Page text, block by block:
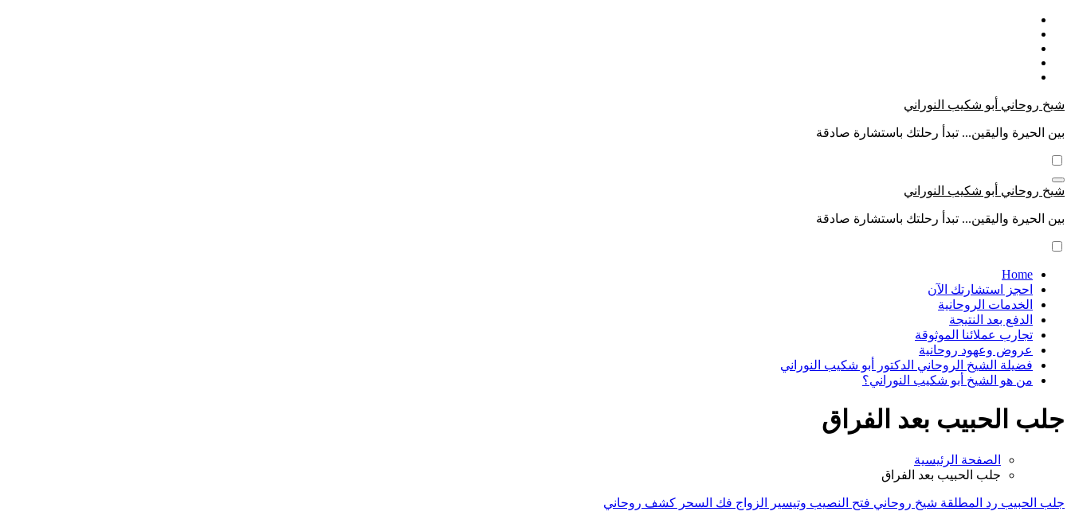
التجاوز
المحتوى
شيخ روحاني أبو شكيب النوراني
بين الحيرة واليقين... تبدأ رحلتك باستشارة صادقة
شيخ روحاني أبو شكيب النوراني
بين الحيرة واليقين... تبدأ رحلتك باستشارة صادقة
Home
احجز استشارتك الآن
الخدمات الروحانية
الدفع بعد النتيجة
تجارب عملائنا الموثوقة
عروض وعهود روحانية
فضيلة الشيخ الروحاني الدكتور أبو شكيب النوراني
من هو الشيخ أبو شكيب النوراني؟
جلب الحبيب بعد الفراق
الصفحة الرئيسية
جلب الحبيب بعد الفراق
جلب الحبيب رد المطلقة شيخ روحاني فتح النصيب وتيسير الزواج فك السحر كشف روحاني